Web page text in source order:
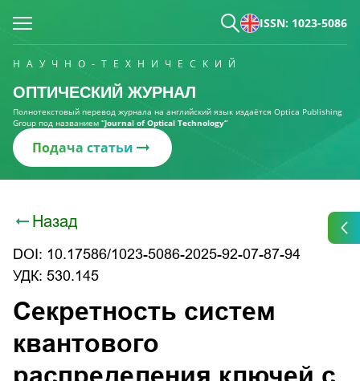
ISSN: 1023-5086
НАУЧНО-ТЕХНИЧЕСКИЙ
ОПТИЧЕСКИЙ ЖУРНАЛ
Полнотекстовый перевод журнала на английский язык издаётся Optica Publishing
Group под названием “Journal of Optical Technology“
Подача статьи
Назад
DOI: 10.17586/1023-5086-2025-92-07-87-94
УДК: 530.145
Секретность систем
квантового